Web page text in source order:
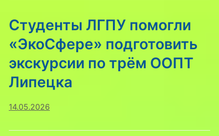
Студенты ЛГПУ помогли
«ЭкоСфере» подготовить
экскурсии по трём ООПТ
Липецка
14.05.2026